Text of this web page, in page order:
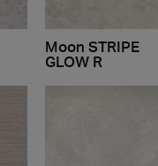
Moon STRIPE
GLOW R